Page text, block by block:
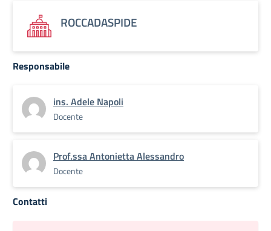
ROCCADASPIDE
Responsabile
ins. Adele Napoli
Docente
Prof.ssa Antonietta Alessandro
Docente
Contatti